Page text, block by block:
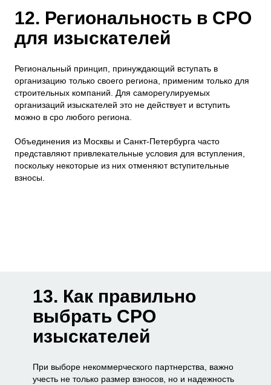
12. Региональность в СРО
для изыскателей
Региональный принцип, принуждающий вступать в
организацию только своего региона, применим только для
строительных компаний. Для саморегулируемых
организаций изыскателей это не действует и вступить
можно в сро любого региона.
Объединения из Москвы и Санкт-Петербурга часто
представляют привлекательные условия для вступления,
поскольку некоторые из них отменяют вступительные
взносы.
13. Как правильно
выбрать СРО
изыскателей
При выборе некоммерческого партнерства, важно
учесть не только размер взносов, но и надежность